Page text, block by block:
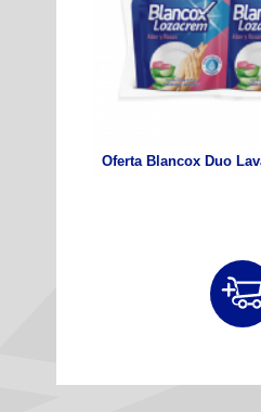
Oferta Blancox Duo